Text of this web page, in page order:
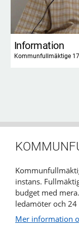
Information
Kommunfullmäktige
instans.
budget med
ledamöter och
Mer information